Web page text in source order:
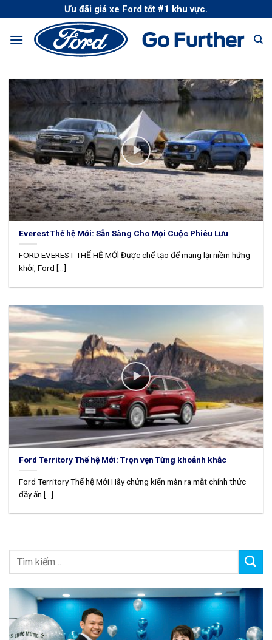
to
content
Ưu đãi giá xe Ford tốt #1 khu vực.
Everest Thế hệ Mới: Sẵn Sàng Cho Mọi Cuộc Phiêu Lưu
FORD EVEREST THẾ HỆ MỚI Được chế tạo để mang lại niềm hứng
khởi, Ford [...]
Ford Territory Thế hệ Mới: Trọn vẹn Từng khoảnh khắc
Ford Territory Thế hệ Mới Hãy chứng kiến màn ra mắt chính thức
đầy ấn [...]